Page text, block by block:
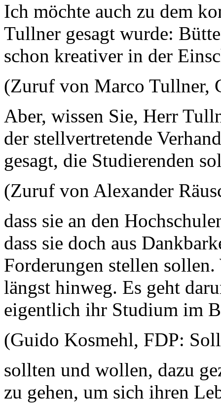
Ich möchte auch zu dem
Tullner gesagt wurde:
schon kreativer in der
(Zuruf von Marco Tullner,
Aber, wissen Sie, Herr
der stellvertretende
gesagt, die Studierenden
(Zuruf von Alexander
dass sie an den
dass sie doch aus
Forderungen stellen
längst hinweg. Es geht
eigentlich ihr Studium im
(Guido Kosmehl, FDP:
sollten und wollen, dazu
zu gehen, um sich ihren